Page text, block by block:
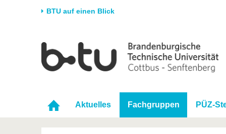
BTU auf einen Blick
Universität
Karriere & Engagement
Forschung
Forschungsprofil
Förderung Im
Aktuelles Fachgruppen PÜZ-